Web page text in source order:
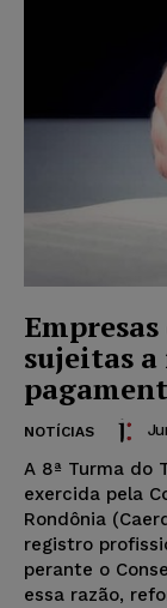
sujeitas
NOTÍCIAS
A 8ª Turma do
exercida pela
Rondônia
registro
perante o
essa razão,